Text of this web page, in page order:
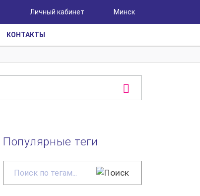
Личный кабинет Минск
КОНТАКТЫ
Популярные теги